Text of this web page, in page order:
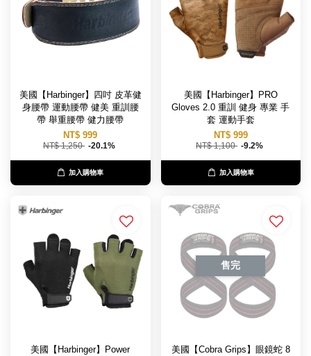
美國【Harbinger】四吋 皮革健
身腰帶 運動腰帶 健美 重訓腰
帶 舉重腰帶 健力腰帶
NT$ 999
NT$ 1,250 -20.1%
加入購物車
美國【Harbinger】PRO
Gloves 2.0 重訓 健身 專業 手
套 運動手套
NT$ 999
NT$ 1,100 -9.2%
加入購物車
美國【Harbinger】Power
售完
美國【Cobra Grips】眼鏡蛇 8